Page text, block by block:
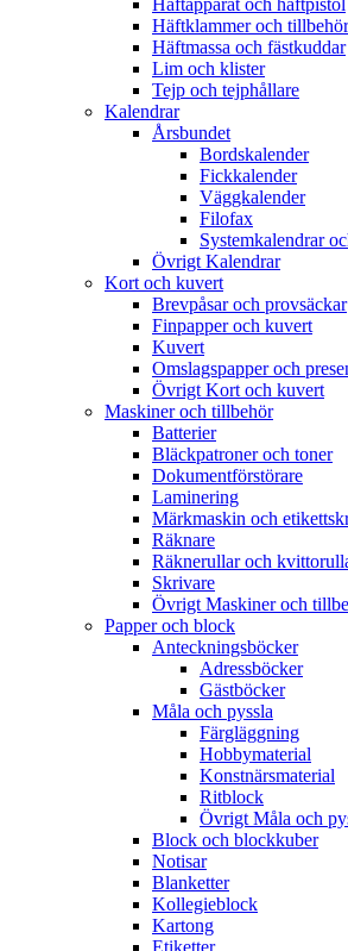
Häftapparat och häftpistol
Häftklammer och tillbehör
Häftmassa och fästkuddar
Lim och klister
Tejp och tejphållare
Kalendrar
Årsbundet
Bordskalender
Fickkalender
Väggkalender
Filofax
Systemkalendrar
Övrigt Kalendrar
Kort och kuvert
Brevpåsar och provsäckar
Finpapper och kuvert
Kuvert
Omslagspapper och
Övrigt Kort och kuvert
Maskiner och tillbehör
Batterier
Bläckpatroner och toner
Dokumentförstörare
Laminering
Märkmaskin och
Räknare
Räknerullar och
Skrivare
Övrigt Maskiner och
Papper och block
Anteckningsböcker
Adressböcker
Gästböcker
Måla och pyssla
Färgläggning
Hobbymaterial
Konstnärsmaterial
Ritblock
Övrigt Måla och
Block och blockkuber
Notisar
Blanketter
Kollegieblock
Kartong
Etiketter